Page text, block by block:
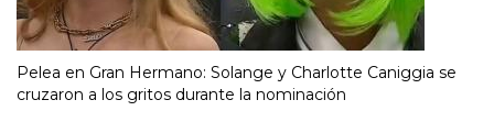
Pelea en Gran Hermano: Solange y Charlotte Caniggia se
cruzaron a los gritos durante la nominación